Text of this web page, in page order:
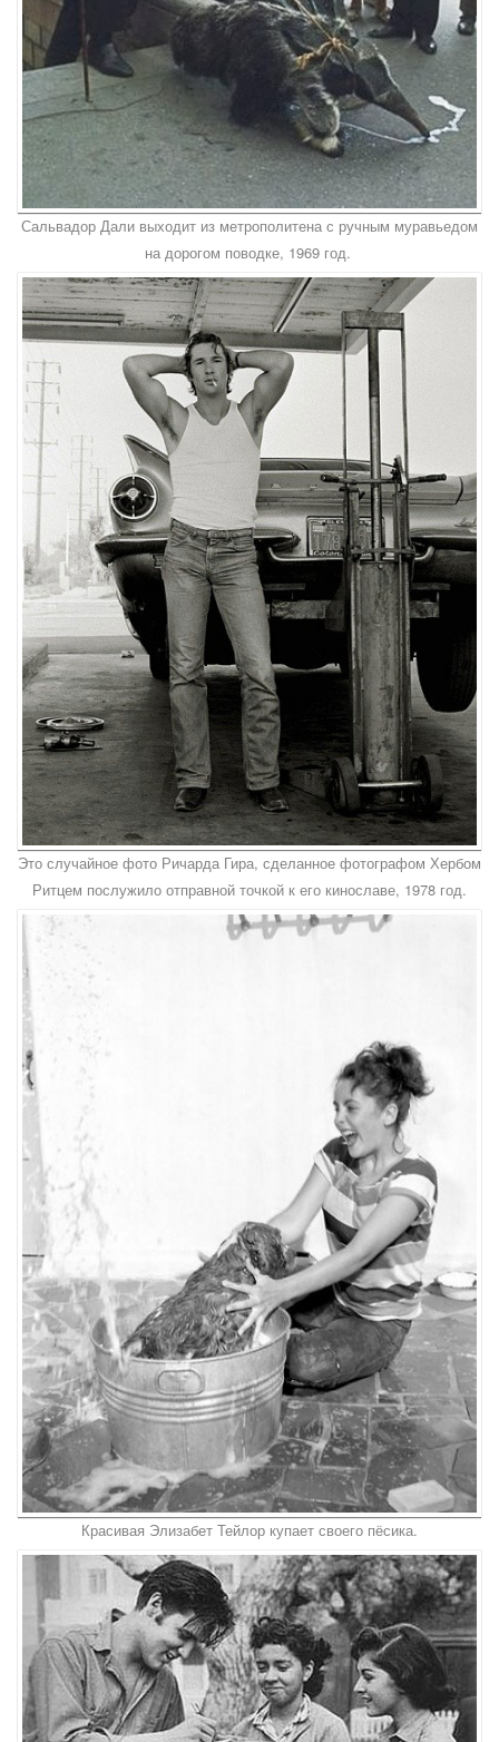
Сальвадор Дали выходит из метрополитена с ручным муравьедом
на дорогом поводке, 1969 год.
Это случайное фото Ричарда Гира, сделанное фотографом Хербом
Ритцем послужило отправной точкой к его кинославе, 1978 год.
Красивая Элизабет Тейлор купает своего пёсика.